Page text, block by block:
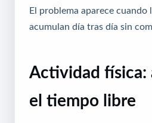
El problema aparece cuando
acumulan día tras día sin
Actividad física:
el tiempo libre